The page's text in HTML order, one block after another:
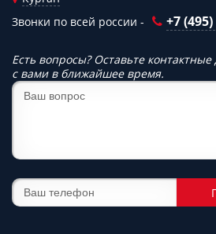
Звонки по всей россии -
+7
Есть вопросы? Оставьте
с вами в ближайшее время.